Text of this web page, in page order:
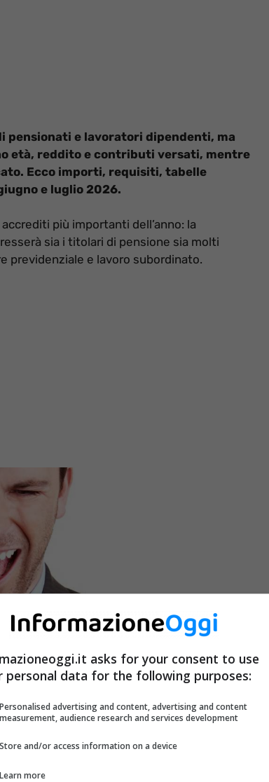
pensionati e lavoratori dipendenti, ma
età, reddito e contributi versati, mentre
Ecco importi, requisiti, tabelle
e luglio 2026.
più importanti dell’anno: la
sia i titolari di pensione sia molti
previdenziale e lavoro subordinato.
asks for your consent to use
personal data for the following purposes:
Personalised advertising and content, advertising and content
measurement, audience research and services development
Store and/or access information on a device
Learn more